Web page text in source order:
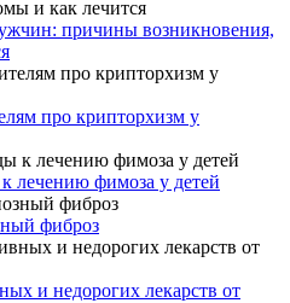
причины возникновения,
про крипторхизм у
лечению фимоза у детей
фиброз
и недорогих лекарств от